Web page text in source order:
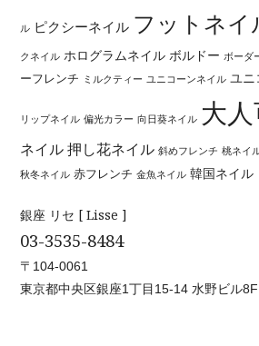
ル ピクシーネイル フットネイ
クネイル ホログラムネイル ボルドー ボーダ
ーフレンチ
ミルクティー ユニコーンネイル ユニ
リップネイル 偏光カラー 向日葵ネイル 大
ネイル 押し花ネイル 斜めフレンチ 桃ネイ
秋冬ネイル 赤フレンチ 金魚ネイル 韓国ネイル
銀座 リセ [ Lisse ]
03-3535-8484
〒104-0061
東京都中央区銀座1丁目15-14 水野ビル8F